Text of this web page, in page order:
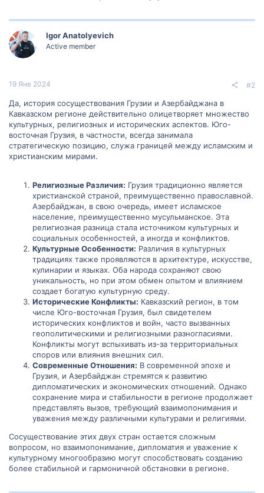
Igor Anatolyevich
Active member
19 Янв 2024 #2
Да, история сосуществования Грузии и Азербайджана в
Кавказском регионе действительно олицетворяет множество
культурных, религиозных и исторических аспектов. Юго-
восточная Грузия, в частности, всегда занимала
стратегическую позицию, служа границей между исламским и
христианским мирами.
Религиозные Различия: Грузия традиционно является
христианской страной, преимущественно православной.
Азербайджан, в свою очередь, имеет исламское
население, преимущественно мусульманское. Эта
религиозная разница стала источником культурных и
социальных особенностей, а иногда и конфликтов.
Культурные Особенности: Различия в культурных
традициях также проявляются в архитектуре, искусстве,
кулинарии и языках. Оба народа сохраняют свою
уникальность, но при этом обмен опытом и влиянием
создает богатую культурную среду.
Исторические Конфликты: Кавказский регион, в том
числе Юго-восточная Грузия, был свидетелем
исторических конфликтов и войн, часто вызванных
геополитическими и религиозными разногласиями.
Конфликты могут вспыхивать из-за территориальных
споров или влияния внешних сил.
Современные Отношения: В современной эпохе и
Грузия, и Азербайджан стремятся к развитию
дипломатических и экономических отношений. Однако
сохранение мира и стабильности в регионе продолжает
представлять вызов, требующий взаимопонимания и
уважения между различными культурами и религиями.
Сосуществование этих двух стран остается сложным
вопросом, но взаимопонимание, дипломатия и уважение к
культурному многообразию могут способствовать созданию
более стабильной и гармоничной обстановки в регионе.